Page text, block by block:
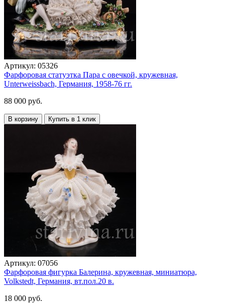
Артикул: 05326
Фарфоровая статуэтка Пара с овечкой, кружевная,
Unterweissbach, Германия, 1958-76 гг.
88 000 руб.
В корзину Купить в 1 клик
Артикул: 07056
Фарфоровая фигурка Балерина, кружевная, миниатюра,
Volkstedt, Германия, вт.пол.20 в.
18 000 руб.